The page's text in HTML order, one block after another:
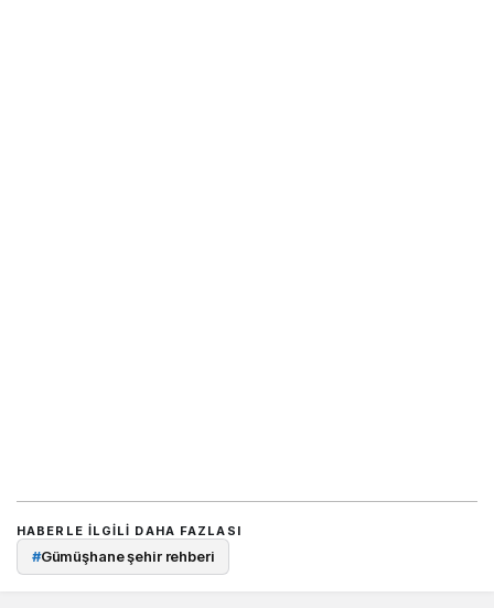
HABERLE ILGILI DAHA FAZLASI
#Gümüşhane şehir rehberi